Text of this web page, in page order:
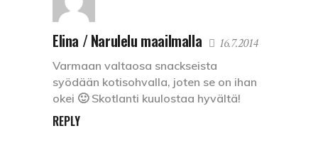
Elina / Narulelu maailmalla 16.7.2014
Varmaan valtaosa snackseista
syödään kotisohvalla, joten se on ihan
okei 🙂 Skotlanti kuulostaa hyvältä!
REPLY